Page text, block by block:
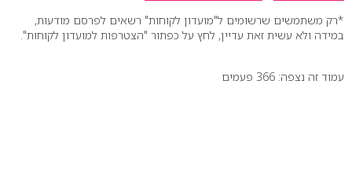
*רק משתמשים שרשומים ל"מועדון לקוחות" רשאים לפרסם מודעות,
במידה ולא עשית זאת עדיין, לחץ על כפתור "הצטרפות למועדון לקוחות".
עמוד זה נצפה: 366 פעמים